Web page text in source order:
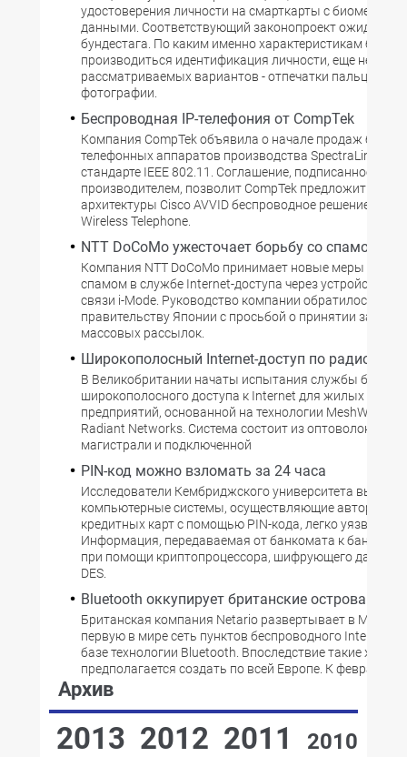
удостоверения личности на смарткарты с
данными. Соответствующий законопроект ожидает
бундестага. По каким именно характеристикам будет
производиться идентификация личности, еще не
рассматриваемых вариантов - отпечатки пальцев и
фотографии.
Беспроводная IP-телефония от CompTek
Компания CompTek объявила о начале продаж
телефонных аппаратов производства SpectraLink,
стандарте IEEE 802.11. Соглашение, подписанное с
производителем, позволит CompTek предложить
архитектуры Cisco AVVID беспроводное решение -
Wireless Telephone.
NTT DoCoMo ужесточает борьбу со спамом
Компания NTT DoCoMo принимает новые меры по
спамом в службе Internet-доступа через устройства
связи i-Mode. Руководство компании обратилось к
правительству Японии с просьбой о принятии закона
массовых рассылок.
Широкополосный Internet-доступ по радио
В Великобритании начаты испытания службы
широкополосного доступа к Internet для жилых
предприятий, основанной на технологии MeshWorks
Radiant Networks. Система состоит из оптоволоконной
магистрали и подключенной
PIN-код можно взломать за 24 часа
Исследователи Кембриджского университета
компьютерные системы, осуществляющие
кредитных карт с помощью PIN-кода, легко уязвимы
Информация, передаваемая от банкомата к банку,
при помощи криптопроцессора, шифрующего данные
DES.
Bluetooth оккупирует британские острова
Британская компания Netario развертывает в
первую в мире сеть пунктов беспроводного Internet-
базе технологии Bluetooth. Впоследствие такие же
предполагается создать по всей Европе. К февралю в
Архив
2013 2012 2011
2010